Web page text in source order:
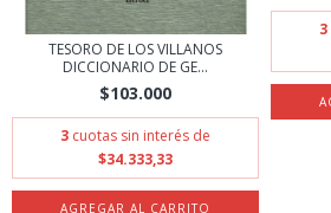
TESORO DE LOS VILLANOS
DICCIONARIO DE GE...
$103.000
3 cuotas sin interés de
$34.333,33
3